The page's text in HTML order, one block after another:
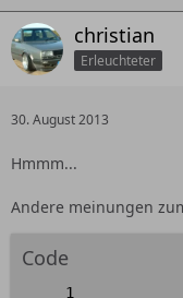
christian
Erleuchteter
30. August 2013
Hmmm...
Andere meinungen
Code